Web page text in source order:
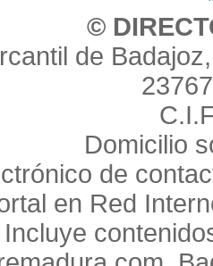
©
de
Domicilio
de
en Red